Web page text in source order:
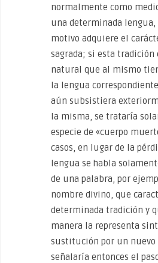
normalmente como
una determinada lengua,
motivo adquiere el
sagrada; si esta tradición
natural que al mismo
la lengua
aún subsistiera
la misma, se trataría
especie de «cuerpo
casos, en lugar de la
lengua se habla
de una palabra, por
nombre divino, que
determinada tradición y
manera la representa
sustitución por un nuevo
señalaría entonces el